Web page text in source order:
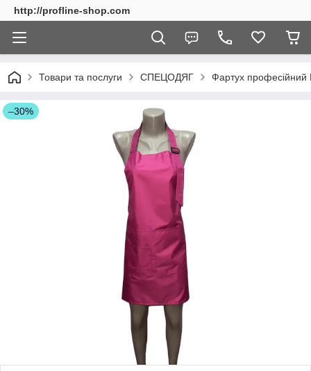
http://profline-shop.com
Товари та послуги СПЕЦОДЯГ Фартух
–30%